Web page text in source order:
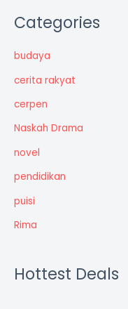
Categories
budaya
cerita rakyat
cerpen
Naskah Drama
novel
pendidikan
puisi
Rima
Hottest Deals